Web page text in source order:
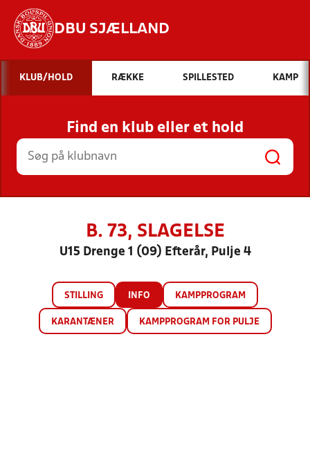
DBU SJÆLLAND
Hvad vil du søge efter?
INDHOLD OG NYHEDER
STILLINGER, RESULTATER, KLUBBER OG
HOLD
KLUB/HOLD RÆKKE SPILLESTED KAMP
Find en klub eller et hold
B. 73, SLAGELSE
U15 Drenge 1 (09) Efterår, Pulje 4
STILLING INFO KAMPPROGRAM
KARANTÆNER KAMPPROGRAM FOR PULJE